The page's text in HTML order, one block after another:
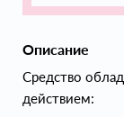
Описание
Средство
действием: